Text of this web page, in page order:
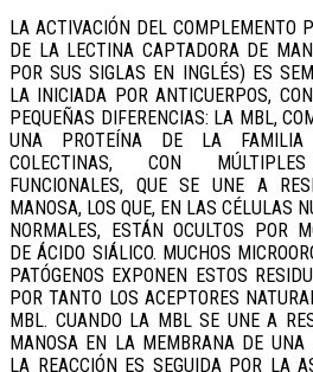
LA ACTIVACIÓN DEL COMPLEMENTO
DE LA LECTINA CAPTADORA DE
POR SUS SIGLAS EN INGLÉS) ES
LA INICIADA POR ANTICUERPOS,
PEQUEÑAS DIFERENCIAS: LA MBL,
UNA PROTEÍNA DE LA
COLECTINAS, CON
FUNCIONALES, QUE SE UNE A
MANOSA, LOS QUE, EN LAS CÉLULAS
NORMALES, ESTÁN OCULTOS POR
DE ÁCIDO SIÁLICO. MUCHOS
PATÓGENOS EXPONEN ESTOS
POR TANTO LOS ACEPTORES
MBL. CUANDO LA MBL SE UNE A
MANOSA EN LA MEMBRANA DE UNA
LA REACCIÓN ES SEGUIDA POR LA